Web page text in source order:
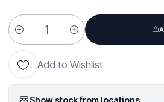
Quantity
Add to Wishlist
Show stock from locations